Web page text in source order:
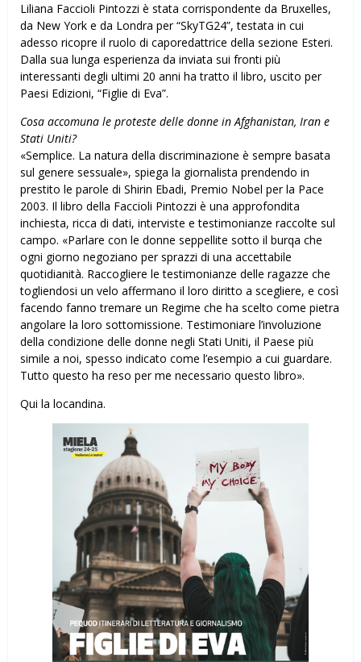
Liliana Faccioli Pintozzi è stata corrispondente da Bruxelles,
da New York e da Londra per “SkyTG24”, testata in cui
adesso ricopre il ruolo di caporedattrice della sezione Esteri.
Dalla sua lunga esperienza da inviata sui fronti più
interessanti degli ultimi 20 anni ha tratto il libro, uscito per
Paesi Edizioni, “Figlie di Eva”.
Cosa accomuna le proteste delle donne in Afghanistan, Iran e
Stati Uniti?
«Semplice. La natura della discriminazione è sempre basata
sul genere sessuale», spiega la giornalista prendendo in
prestito le parole di Shirin Ebadi, Premio Nobel per la Pace
2003. Il libro della Faccioli Pintozzi è una approfondita
inchiesta, ricca di dati, interviste e testimonianze raccolte sul
campo. «Parlare con le donne seppellite sotto il burqa che
ogni giorno negoziano per sprazzi di una accettabile
quotidianità. Raccogliere le testimonianze delle ragazze che
togliendosi un velo affermano il loro diritto a scegliere, e così
facendo fanno tremare un Regime che ha scelto come pietra
angolare la loro sottomissione. Testimoniare l’involuzione
della condizione delle donne negli Stati Uniti, il Paese più
simile a noi, spesso indicato come l’esempio a cui guardare.
Tutto questo ha reso per me necessario questo libro».
Qui la locandina.